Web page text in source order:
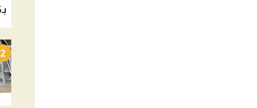
بـ20.75 جنيه والسولار بـ20.50 جنيه
2